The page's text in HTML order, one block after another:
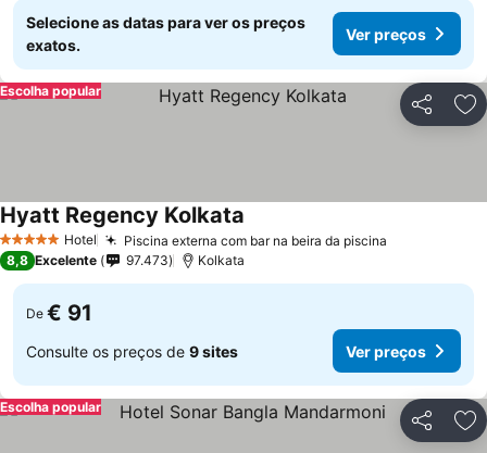
Selecione as datas para ver os preços
exatos.
Ver preços
Partilhar
Escolha popular
5 Estrelas Hotel Piscina externa com bar na beira da piscina
Hyatt Regency Kolkata
8,8 Excelente 97.473 Kolkata
De € 91
Consulte os preços de 9 sites Ver preços
Partilhar
Escolha popular